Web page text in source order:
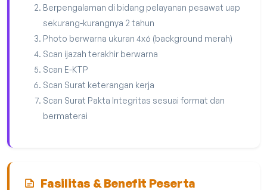
Berpengalaman di bidang pelayanan pesawat uap
sekurang-kurangnya 2 tahun
Photo berwarna ukuran 4x6 (background merah)
Scan ijazah terakhir berwarna
Scan E-KTP
Scan Surat keterangan kerja
Scan Surat Pakta Integritas sesuai format dan
bermaterai
Fasilitas & Benefit Peserta